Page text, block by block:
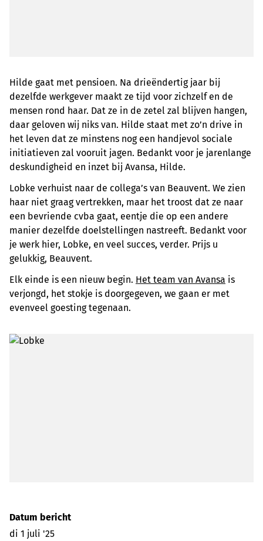
Hilde gaat met pensioen. Na drieëndertig jaar bij
dezelfde werkgever maakt ze tijd voor zichzelf en de
mensen rond haar. Dat ze in de zetel zal blijven hangen,
daar geloven wij niks van. Hilde staat met zo’n drive in
het leven dat ze minstens nog een handjevol sociale
initiatieven zal vooruit jagen. Bedankt voor je jarenlange
deskundigheid en inzet bij Avansa, Hilde.
Lobke verhuist naar de collega’s van Beauvent. We zien
haar niet graag vertrekken, maar het troost dat ze naar
een bevriende cvba gaat, eentje die op een andere
manier dezelfde doelstellingen nastreeft. Bedankt voor
je werk hier, Lobke, en veel succes, verder. Prijs u
gelukkig, Beauvent.
Elk einde is een nieuw begin. Het team van Avansa is
verjongd, het stokje is doorgegeven, we gaan er met
evenveel goesting tegenaan.
Datum bericht
di 1 juli '25